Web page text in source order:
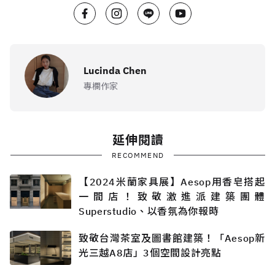
Lucinda Chen
專欄作家
延伸閱讀
RECOMMEND
【2024米蘭家具展】Aesop用香皂搭起
一間店！致敬激進派建築團體
Superstudio、以香氛為你報時
致敬台灣茶室及圖書館建築！「Aesop新
光三越A8店」3個空間設計亮點